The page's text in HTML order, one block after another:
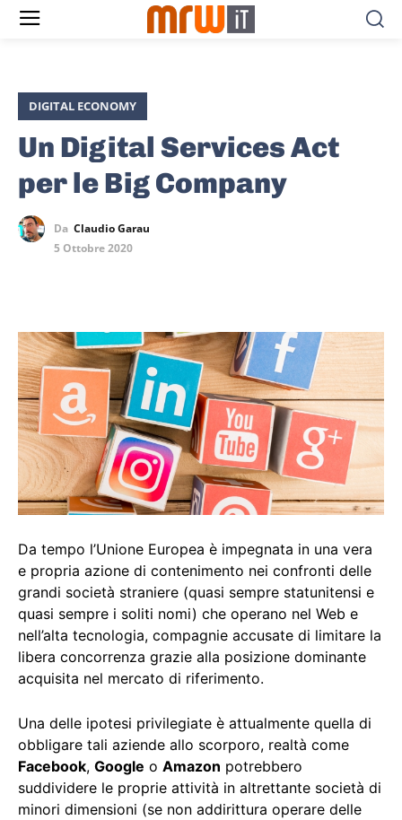
DIGITAL ECONOMY
Un Digital Services Act
per le Big Company
Da Claudio Garau
5 Ottobre 2020
Da tempo l’Unione Europea è impegnata in una vera
e propria azione di contenimento nei confronti delle
grandi società straniere (quasi sempre statunitensi e
quasi sempre i soliti nomi) che operano nel Web e
nell’alta tecnologia, compagnie accusate di limitare la
libera concorrenza grazie alla posizione dominante
acquisita nel mercato di riferimento.
Una delle ipotesi privilegiate è attualmente quella di
obbligare tali aziende allo scorporo, realtà come
Facebook, Google o Amazon potrebbero
suddividere le proprie attività in altrettante società di
minori dimensioni (se non addirittura operare delle